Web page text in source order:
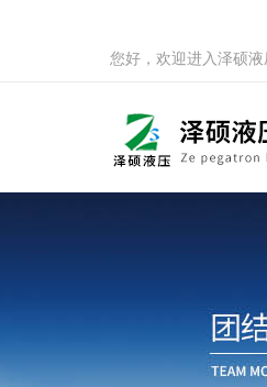
您好，欢迎进入泽硕液